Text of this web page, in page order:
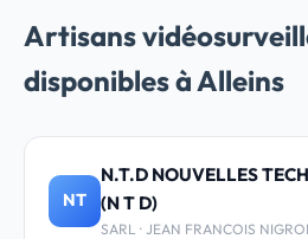
Artisans
disponibles à Alleins
NT
N.T.D NOUVELLES
(N T D)
SARL · JEAN FRANCOIS